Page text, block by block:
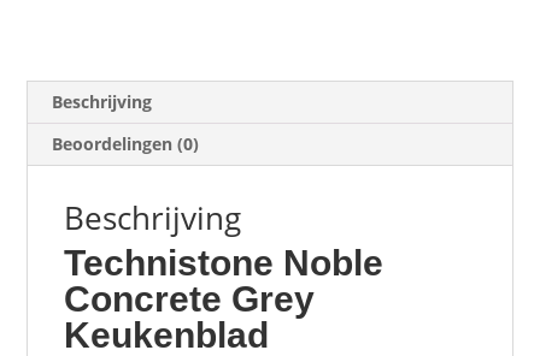
Beschrijving
Beoordelingen (0)
Beschrijving
Technistone Noble
Concrete Grey
Keukenblad